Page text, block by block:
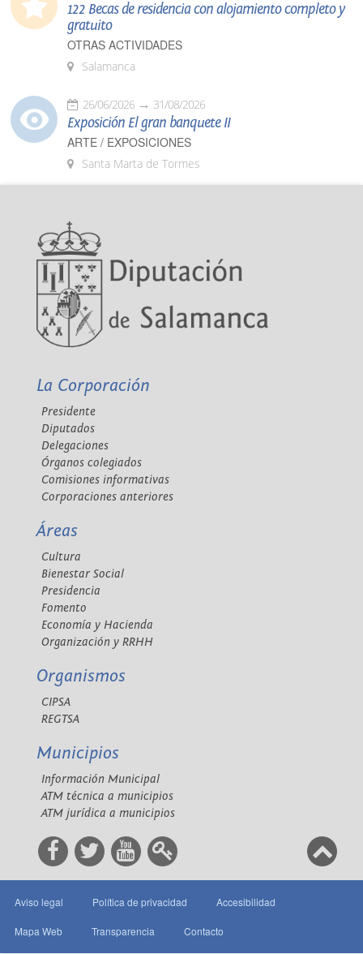
122 Becas de residencia con alojamiento completo y
gratuito
OTRAS ACTIVIDADES
Salamanca
26/06/2026 31/08/2026
Exposición El gran banquete II
ARTE / EXPOSICIONES
Santa Marta de Tormes
La Corporación
Presidente
Diputados
Delegaciones
Órganos colegiados
Comisiones informativas
Corporaciones anteriores
Áreas
Cultura
Bienestar Social
Presidencia
Fomento
Economía y Hacienda
Organización y RRHH
Organismos
CIPSA
REGTSA
Municipios
Información Municipal
ATM técnica a municipios
ATM jurídica a municipios
Aviso legal Política de privacidad Accesibilidad
Mapa Web Transparencia Contacto